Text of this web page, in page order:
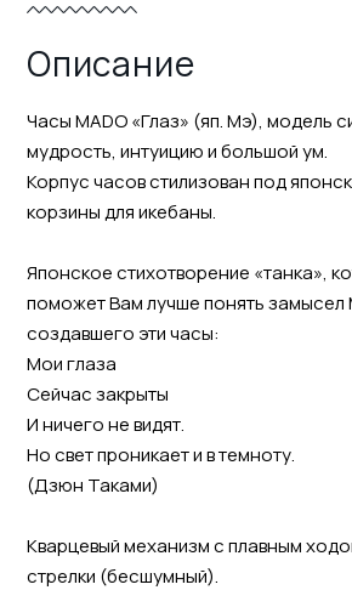
Описание
Часы MADO «Глаз» (яп. Мэ), модель
мудрость, интуицию и большой ум.
Корпус часов стилизован под
корзины для икебаны.
Японское стихотворение «танка»,
поможет Вам лучше понять замысел
создавшего эти часы:
Мои глаза
Сейчас закрыты
И ничего не видят.
Но свет проникает и в темноту.
(Дзюн Таками)
Кварцевый механизм с плавным
стрелки (бесшумный).